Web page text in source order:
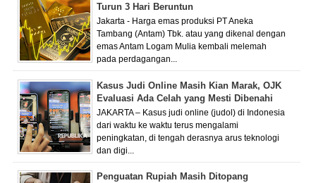
Turun 3 Hari Beruntun
Jakarta - Harga emas produksi PT Aneka
Tambang (Antam) Tbk. atau yang dikenal dengan
emas Antam Logam Mulia kembali melemah
pada perdagangan...
Kasus Judi Online Masih Kian Marak, OJK
Evaluasi Ada Celah yang Mesti Dibenahi
JAKARTA – Kasus judi online (judol) di Indonesia
dari waktu ke waktu terus mengalami
peningkatan, di tengah derasnya arus teknologi
dan digi...
Penguatan Rupiah Masih Ditopang